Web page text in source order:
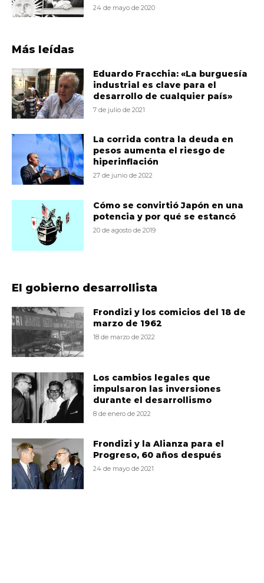
24 de mayo de 2020
Más leídas
Eduardo Fracchia: «La burguesía
industrial es clave para el
desarrollo de cualquier país»
7 de julio de 2021
La corrida contra la deuda en
pesos aumenta el riesgo de
hiperinflación
27 de junio de 2022
Cómo se convirtió Japón en una
potencia y por qué se estancó
20 de agosto de 2019
El gobierno desarrollista
Frondizi y los comicios del 18 de
marzo de 1962
18 de marzo de 2022
Los cambios legales que
impulsaron las inversiones
durante el desarrollismo
8 de enero de 2022
Frondizi y la Alianza para el
Progreso, 60 años después
24 de mayo de 2021